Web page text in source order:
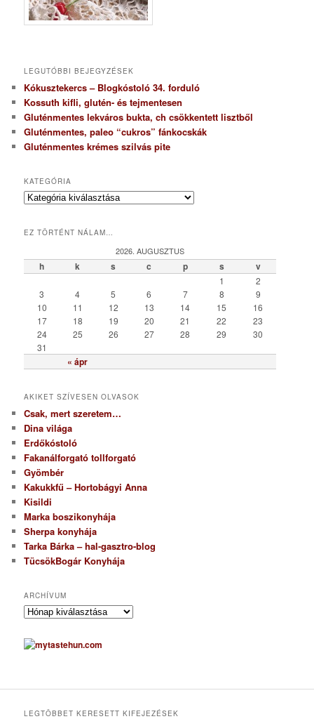
LEGUTÓBBI BEJEGYZÉSEK
Kókusztekercs – Blogkóstoló 34. forduló
Kossuth kifli, glutén- és tejmentesen
Gluténmentes lekváros bukta, ch csökkentett lisztből
Gluténmentes, paleo “cukros” fánkocskák
Gluténmentes krémes szilvás pite
KATEGÓRIA
K
e
ó
r
EZ TÖRTÉNT NÁLAM…
2026. AUGUSZTUS
h k s c p s v
« ápr
1
2
3
4 5 6 7 8
9
10
11 12 13 14 15
16
17
18 19 20 21 22
23
24
25 26 27 28 29
30
31
AKIKET SZÍVESEN OLVASOK
Csak, mert szeretem…
Dina világa
Erdőkóstoló
Fakanálforgató tollforgató
Gyömbér
Kakukkfű – Hortobágyi Anna
Kisildi
Marka boszikonyhája
Sherpa konyhája
Tarka Bárka – hal-gasztro-blog
TücsökBogár Konyhája
ARCHÍVUM
A
c
h
u
LEGTÖBBET KERESETT KIFEJEZÉSEK